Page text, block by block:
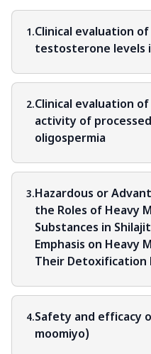
1.Clinical evaluation
testosterone levels
2.Clinical evaluation
activity of
oligospermia
3.Hazardous or
the Roles of Heavy
Substances in
Emphasis on Heavy
Their Detoxification
4.Safety and efficacy
moomiyo)